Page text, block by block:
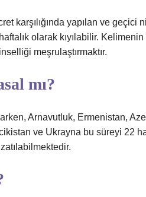
karşılığında yapılan ve
olarak kıyılabilir.
meşrulaştırmaktır.
mı?
Arnavutluk, Ermenistan,
ve Ukrayna bu süreyi 22